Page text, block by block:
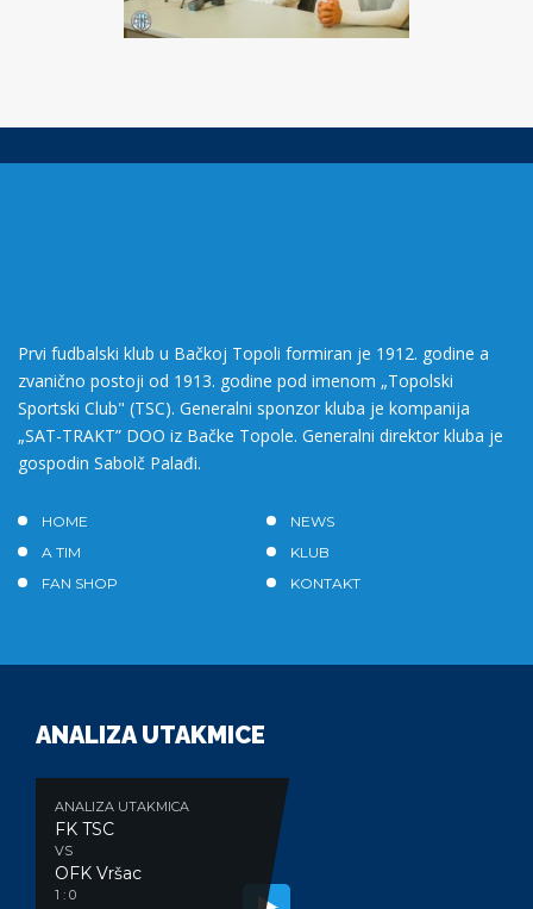
Prvi fudbalski klub u Bačkoj Topoli formiran je 1912. godine a
zvanično postoji od 1913. godine pod imenom „Topolski
Sportski Club" (TSC). Generalni sponzor kluba je kompanija
„SAT-TRAKT” DOO iz Bačke Topole. Generalni direktor kluba je
gospodin Sabolč Palađi.
HOME
NEWS
A TIM
KLUB
FAN SHOP
KONTAKT
ANALIZA UTAKMICE
ANALIZA UTAKMICA
FK TSC
VS
OFK Vršac
1 : 0